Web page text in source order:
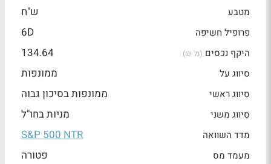
מטבע ש"ח
פרופיל חשיפה 6D
היקף נכסים (מ' ₪) 134.64
סיווג על ממונפות
סיווג ראשי ממונפות בסיכון גבוה
סיווג משני מניות בחו"ל
מדד השוואה S&P 500 NTR
מעמד מס פטורה